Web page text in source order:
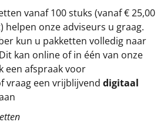
vanaf 100 stuks (vanaf € 25,00
helpen onze adviseurs u graag.
kun u pakketten volledig naar
kan online of in één van onze
een afspraak voor
vraag een vrijblijvend digitaal